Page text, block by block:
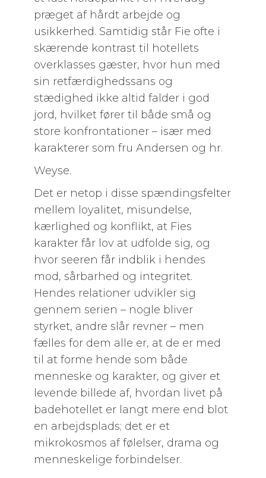
præget af hårdt arbejde og
usikkerhed. Samtidig står Fie ofte i
skærende kontrast til hotellets
overklasses gæster, hvor hun med
sin retfærdighedssans og
stædighed ikke altid falder i god
jord, hvilket fører til både små og
store konfrontationer – især med
karakterer som fru Andersen og hr.
Weyse.
Det er netop i disse spændingsfelter
mellem loyalitet, misundelse,
kærlighed og konflikt, at Fies
karakter får lov at udfolde sig, og
hvor seeren får indblik i hendes
mod, sårbarhed og integritet.
Hendes relationer udvikler sig
gennem serien – nogle bliver
styrket, andre slår revner – men
fælles for dem alle er, at de er med
til at forme hende som både
menneske og karakter, og giver et
levende billede af, hvordan livet på
badehotellet er langt mere end blot
en arbejdsplads; det er et
mikrokosmos af følelser, drama og
menneskelige forbindelser.